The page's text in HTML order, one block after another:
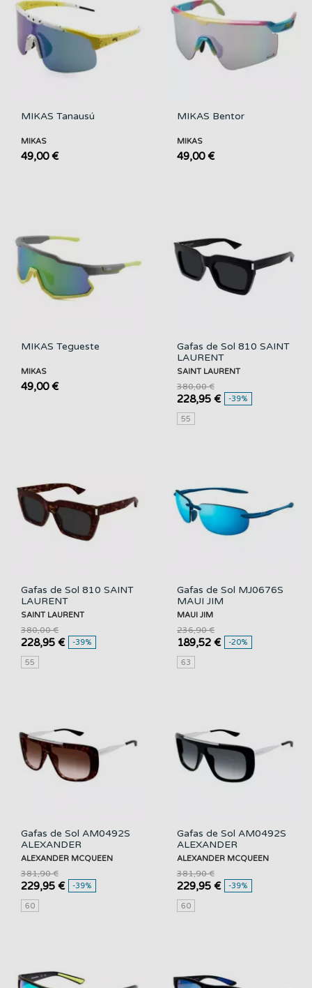
MIKAS Tanausú
MIKAS
49,00 €
MIKAS Bentor
MIKAS
49,00 €
MIKAS Tegueste
MIKAS
49,00 €
Gafas de Sol 810 SAINT
LAURENT
SAINT LAURENT
228,95 €
380,00 €
-39%
55
Gafas de Sol 810 SAINT
LAURENT
SAINT LAURENT
228,95 €
380,00 €
-39%
55
Gafas de Sol MJ0676S
MAUI JIM
MAUI JIM
189,52 €
236,90 €
-20%
63
Gafas de Sol AM0492S
ALEXANDER
MCQUEEN
ALEXANDER MCQUEEN
229,95 €
381,90 €
-39%
60
Gafas de Sol AM0492S
ALEXANDER
MCQUEEN
ALEXANDER MCQUEEN
229,95 €
381,90 €
-39%
60